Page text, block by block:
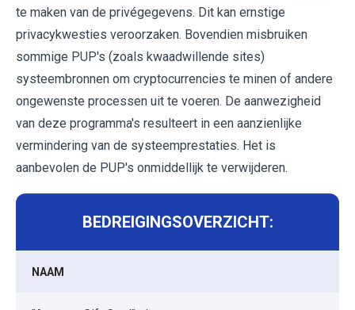
te maken van de privégegevens. Dit kan ernstige
privacykwesties veroorzaken. Bovendien misbruiken
sommige PUP's (zoals kwaadwillende sites)
systeembronnen om cryptocurrencies te minen of andere
ongewenste processen uit te voeren. De aanwezigheid
van deze programma's resulteert in een aanzienlijke
vermindering van de systeemprestaties. Het is
aanbevolen de PUP's onmiddellijk te verwijderen.
BEDREIGINGSOVERZICHT:
NAAM